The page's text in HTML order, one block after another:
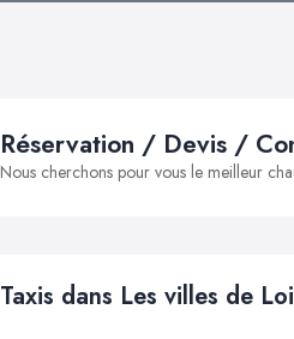
Réservation / Devis /
Nous cherchons pour vous le meilleur
Taxis dans Les villes de